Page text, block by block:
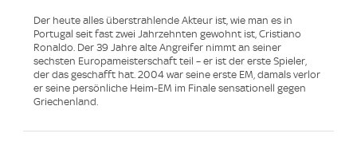
Der heute alles überstrahlende Akteur ist, wie man es in
Portugal seit fast zwei Jahrzehnten gewohnt ist, Cristiano
Ronaldo. Der 39 Jahre alte Angreifer nimmt an seiner
sechsten Europameisterschaft teil – er ist der erste Spieler,
der das geschafft hat. 2004 war seine erste EM, damals verlor
er seine persönliche Heim-EM im Finale sensationell gegen
Griechenland.